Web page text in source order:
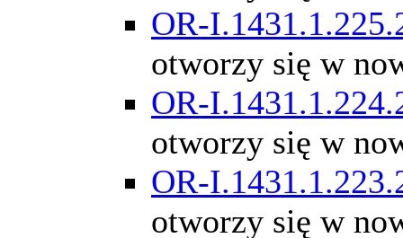
OR-
otworzy się w
OR-
otworzy się w
OR-
otworzy się w